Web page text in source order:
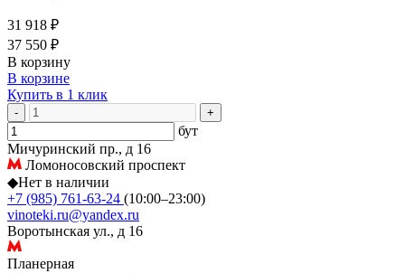
31 918 ₽
37 550 ₽
В корзину
В корзине
Купить в 1 клик
- +
бут
Мичуринский пр., д 16
Ломоносовский проспект
◆Нет в наличии
+7 (985) 761-63-24 (10:00–23:00)
vinoteki.ru@yandex.ru
Воротынская ул., д 16
Планерная